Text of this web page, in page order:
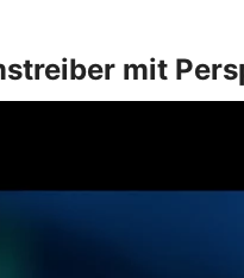
mit